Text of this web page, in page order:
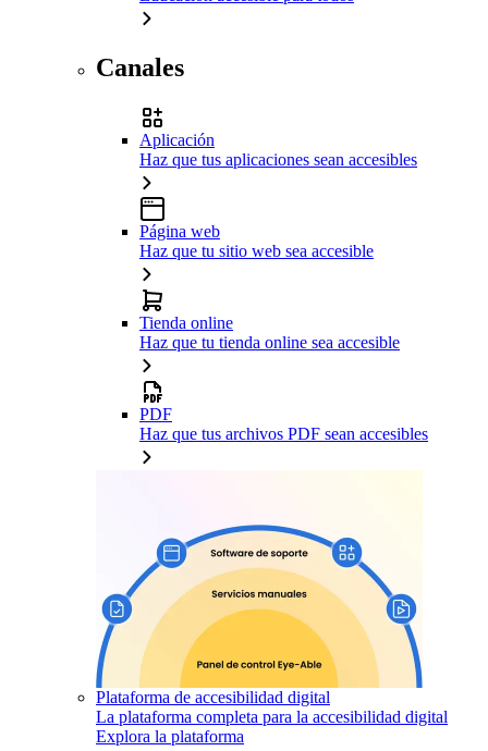
Canales
Aplicación
Haz que tus aplicaciones sean accesibles
Página web
Haz que tu sitio web sea accesible
Tienda online
Haz que tu tienda online sea accesible
PDF
Haz que tus archivos PDF sean accesibles
Plataforma de accesibilidad digital
La plataforma completa para la accesibilidad digital
Explora la plataforma